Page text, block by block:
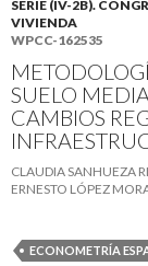
SERIE (IV-2B).
VIVIENDA
WPCC-162535
SUELO
CAMBIOS
CLAUDIA SANHUEZA
ERNESTO LÓPEZ
ECONOMETRÍA